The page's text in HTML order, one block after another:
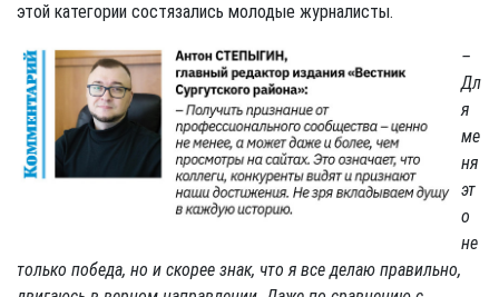
этой категории состязались молодые журналисты.
–
Дл
я
ме
ня
эт
о
не
только победа, но и скорее знак, что я все делаю правильно,